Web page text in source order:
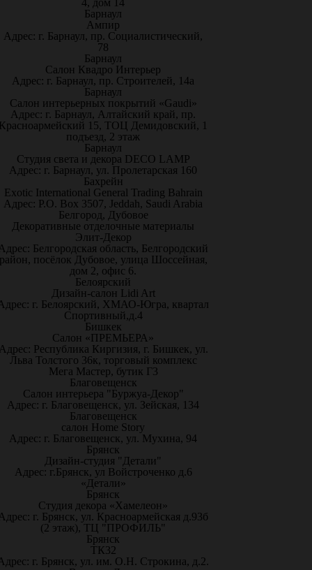
4, дом 14
Барнаул
Ампир
Адрес: г. Барнаул, пр. Социалистический,
78
Барнаул
Салон Квадро Интерьер
Адрес: г. Барнаул, пр. Строителей, 14а
Барнаул
Салон интерьерных покрытий «Gaudi»
Адрес: г. Барнаул, Алтайский край, пр.
15, ТОЦ Демидовский, 1
подъезд, 2 этаж
Барнаул
Студия света и декора DECO LAMP
Адрес: г. Барнаул, ул. Пролетарская 160
Бахрейн
Exotic International General Trading Bahrain
Адрес: P.O. Box 3507, Jeddah, Saudi Arabia
Белгород, Дубовое
Декоративные отделочные материалы
Элит-Декор
Белгородская область, Белгородский
посёлок Дубовое, улица Шоссейная,
дом 2, офис 6.
Белоярский
Дизайн-салон Lidi Art
г. Белоярский, ХМАО-Югра, квартал
Спортивный,д.4
Бишкек
Салон «ПРЕМЬЕРА»
Республика Киргизия, г. Бишкек, ул.
Льва Толстого 36к, торговый комплекс
Мега Мастер, бутик Г3
Благовещенск
Салон интерьера "Буржуа-Декор"
Адрес: г. Благовещенск, ул. Зейская, 134
Благовещенск
салон Home Story
Адрес: г. Благовещенск, ул. Мухина, 94
Брянск
Дизайн-студия "Детали"
Адрес: г.Брянск, ул Войстроченко д.6
«Детали»
Брянск
Студия декора «Хамелеон»
г. Брянск, ул. Красноармейская д.93б
(2 этаж), ТЦ "ПРОФИЛЬ"
Брянск
ТК32
г. Брянск, ул. им. О.Н. Строкина, д.2.